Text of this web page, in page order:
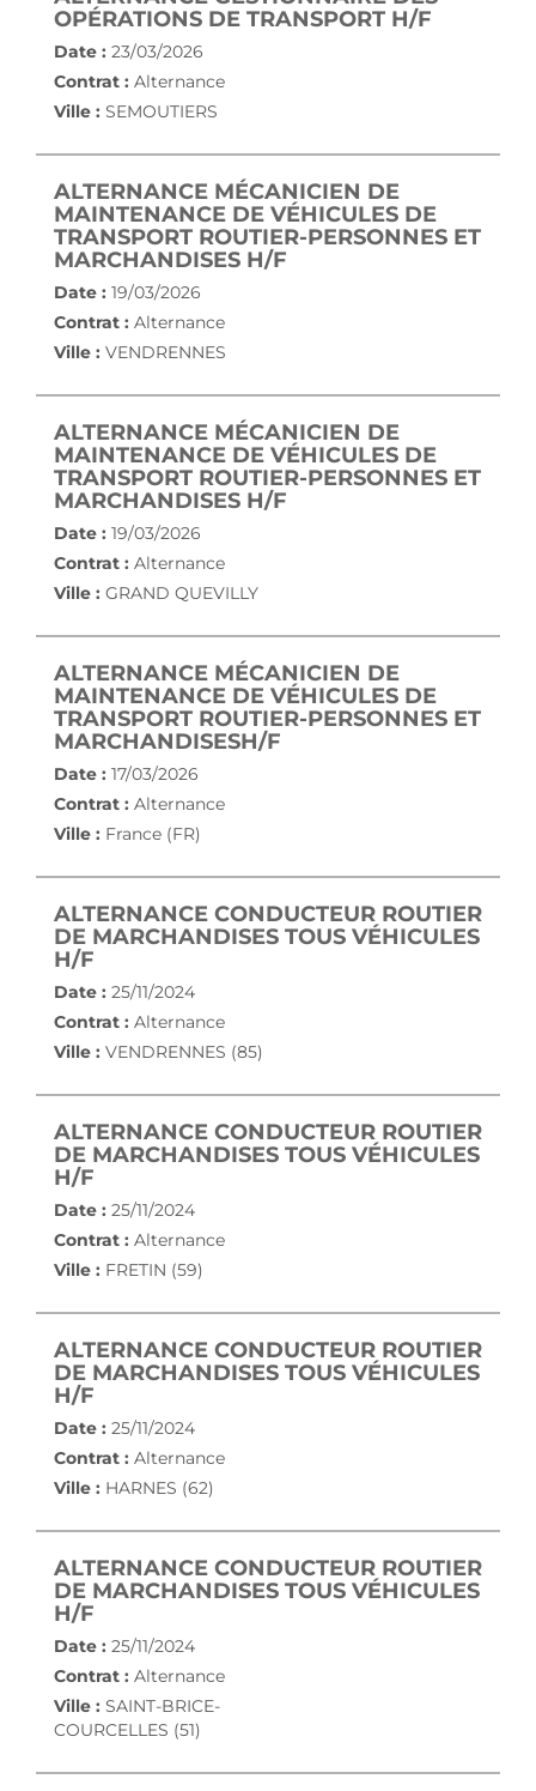
OPÉRATIONS DE TRANSPORT H/F
Date : 23/03/2026
Contrat : Alternance
Ville : SEMOUTIERS
ALTERNANCE MÉCANICIEN DE
MAINTENANCE DE VÉHICULES DE
TRANSPORT ROUTIER-PERSONNES ET
MARCHANDISES H/F
Date : 19/03/2026
Contrat : Alternance
Ville : VENDRENNES
ALTERNANCE MÉCANICIEN DE
MAINTENANCE DE VÉHICULES DE
TRANSPORT ROUTIER-PERSONNES ET
MARCHANDISES H/F
Date : 19/03/2026
Contrat : Alternance
Ville : GRAND QUEVILLY
ALTERNANCE MÉCANICIEN DE
MAINTENANCE DE VÉHICULES DE
TRANSPORT ROUTIER-PERSONNES ET
MARCHANDISESH/F
Date : 17/03/2026
Contrat : Alternance
Ville : France (FR)
ALTERNANCE CONDUCTEUR ROUTIER
DE MARCHANDISES TOUS VÉHICULES
H/F
Date : 25/11/2024
Contrat : Alternance
Ville : VENDRENNES (85)
ALTERNANCE CONDUCTEUR ROUTIER
DE MARCHANDISES TOUS VÉHICULES
H/F
Date : 25/11/2024
Contrat : Alternance
Ville : FRETIN (59)
ALTERNANCE CONDUCTEUR ROUTIER
DE MARCHANDISES TOUS VÉHICULES
H/F
Date : 25/11/2024
Contrat : Alternance
Ville : HARNES (62)
ALTERNANCE CONDUCTEUR ROUTIER
DE MARCHANDISES TOUS VÉHICULES
H/F
Date : 25/11/2024
Contrat : Alternance
Ville : SAINT-BRICE-
COURCELLES (51)